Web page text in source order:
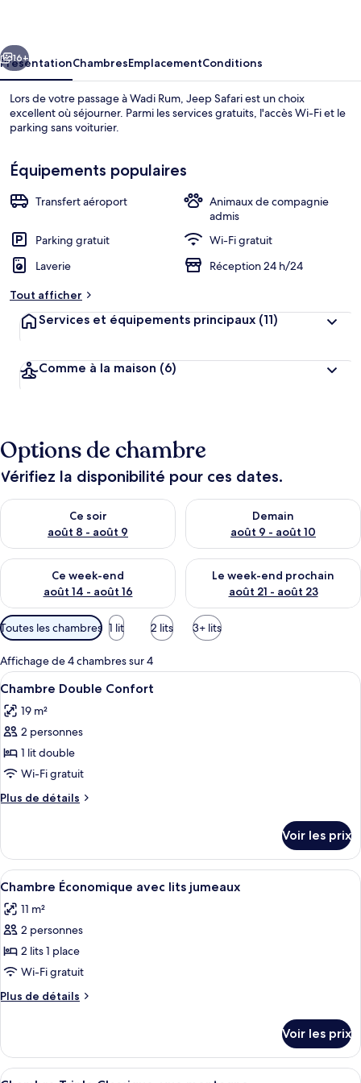
Aire de pique-nique/barbecue
Suivant
16+
PrésentationChambresEmplacementConditions
Lors de votre passage à Wadi Rum, Jeep Safari est un choix
excellent où séjourner. Parmi les services gratuits, l'accès Wi-Fi et le
parking sans voiturier.
Équipements populaires
Transfert aéroport
Animaux de compagnie
admis
Parking gratuit
Wi-Fi gratuit
Laverie
Réception 24 h/24
Tout afficher
Services et équipements principaux (11)
Comme à la maison (6)
Options de chambre
Vérifiez la disponibilité pour ces dates.
Ce soir
août 8 - août 9
Vérifier la disponibilité pour ce soir août 8 - août 9
Demain
août 9 - août 10
Vérifier la disponibilité pour
Ce week-end
août 14 - août 16
Vérifier la disponibilité pour ce week-end août 14 - août 16
Le week-end prochain
août 21 - août 23
Vérifier la disponibilité pour
Filtres
disponibles
pour
les
chambres
Toutes les chambres 1 lit 2 lits 3+ lits
Affichage de 4 chambres sur 4
Afficher
toutes
les
photos
pour
ce
type
de
Chambre
Double
Confort
2
Chambre Double Confort
19 m²
2 personnes
1 lit double
Wi-Fi gratuit
Plus de détails
Plus
le
type
de
Chambre
Double
Voir les prix
Afficher
toutes
les
photos
pour
ce
type
de
Chambre
Économique
Chambre Économique avec lits
2
Chambre Économique avec lits jumeaux
11 m²
2 personnes
2 lits 1 place
Wi-Fi gratuit
Plus de détails
Plus
le
type
Voir les prix
Afficher
Chambre Triple Classique, vue